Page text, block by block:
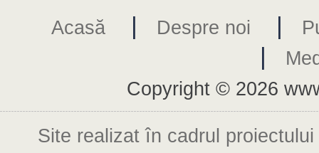
Acasă | Despre noi |
|
Copyright © 2026